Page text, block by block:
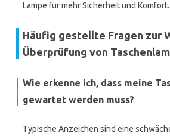
Lampe für mehr Sicherheit und Komfort.
Häufig gestellte Fragen zur
Überprüfung von
Wie erkenne ich, dass meine
gewartet werden muss?
Typische Anzeichen sind eine